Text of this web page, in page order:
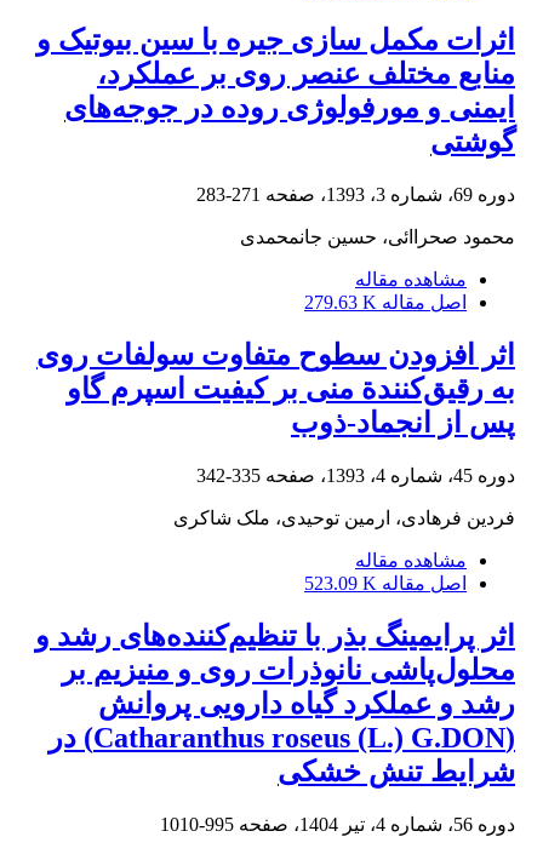
اثرات مکمل سازی جیره با سین بیوتیک و
منابع مختلف عنصر روی بر عملکرد،
ایمنی و مورفولوژی روده در جوجه‌های
گوشتی
دوره 69، شماره 3، 1393، صفحه 271-283
محمود صحراائی، حسین جانمحمدی
مشاهده مقاله
اصل مقاله 279.63 K
اثر افزودن سطوح متفاوت سولفات روی
به رقیق‌کنندة منی بر کیفیت اسپرم گاو
پس از انجماد-ذوب
دوره 45، شماره 4، 1393، صفحه 335-342
فردین فرهادی، ارمین توحیدی، ملک شاکری
مشاهده مقاله
اصل مقاله 523.09 K
اثر پرایمینگ بذر با تنظیم‌کننده‌های رشد و
محلول‌پاشی نانوذرات روی و منیزیم بر
رشد و عملکرد گیاه دارویی پروانش
(Catharanthus roseus (L.) G.DON) در
شرایط تنش خشکی
دوره 56، شماره 4، تیر 1404، صفحه 995-1010